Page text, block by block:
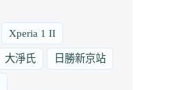
Xperia 1 II
大淨氏 日勝新京站